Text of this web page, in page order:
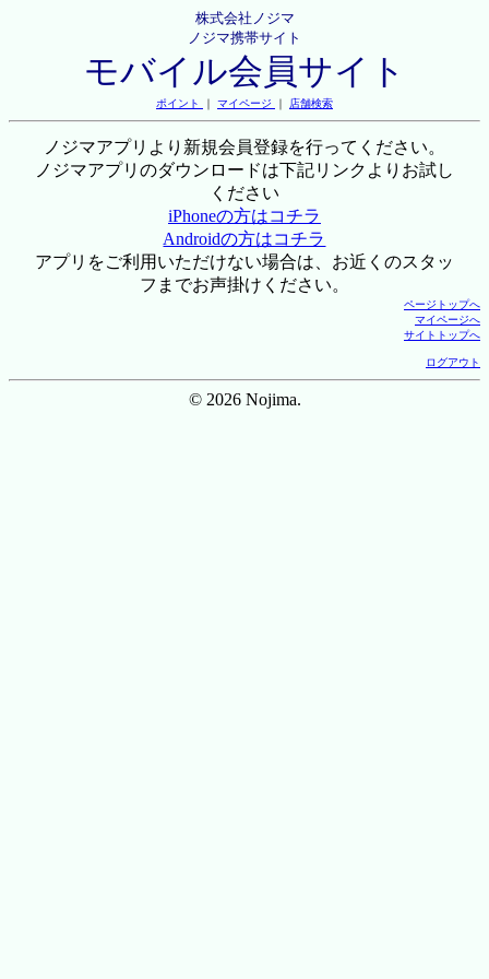
株式会社ノジマ
ノジマ携帯サイト
モバイル会員サイト
ポイント ｜ マイページ ｜ 店舗検索
ノジマアプリより新規会員登録を行ってください。
ノジマアプリのダウンロードは下記リンクよりお試し
ください
iPhoneの方はコチラ
Androidの方はコチラ
アプリをご利用いただけない場合は、お近くのスタッ
フまでお声掛けください。
ページトップへ
マイページへ
サイトトップへ
ログアウト
© 2026 Nojima.